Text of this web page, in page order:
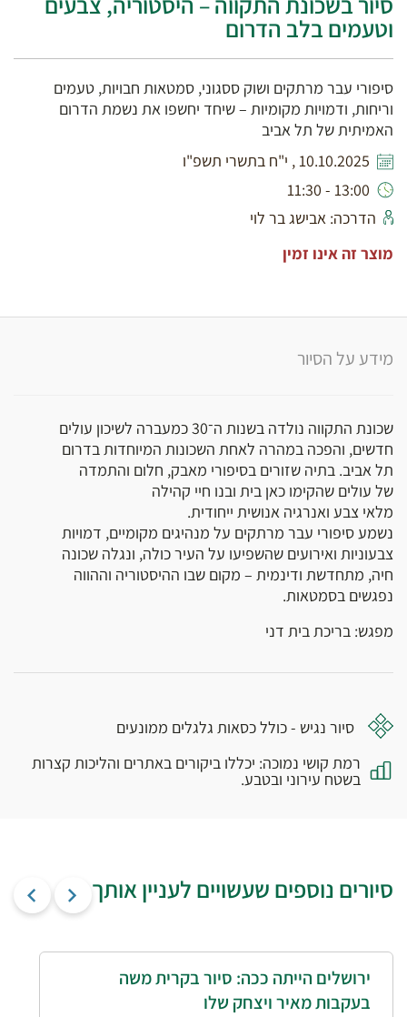
וטעמים בלב הדרום
סיפורי עבר מרתקים ושוק ססגוני, סמטאות חבויות, טעמים
וריחות, ודמויות מקומיות – שיחד יחשפו את נשמת הדרום
האמיתית של תל אביב
10.10.2025 , י"ח בתשרי תשפ"ו
13:00 - 11:30
הדרכה: אבישג בר לוי
מוצר זה אינו זמין
מידע על הסיור
שכונת התקווה נולדה בשנות ה־30 כמעברה לשיכון עולים
חדשים, והפכה במהרה לאחת השכונות המיוחדות בדרום
תל אביב. בתיה שזורים בסיפורי מאבק, חלום והתמדה
של עולים שהקימו כאן בית ובנו חיי קהילה
מלאי צבע ואנרגיה אנושית ייחודית.
נשמע סיפורי עבר מרתקים על מנהיגים מקומיים, דמויות
צבעוניות ואירועים שהשפיעו על העיר כולה, ונגלה שכונה
חיה, מתחדשת ודינמית – מקום שבו ההיסטוריה וההווה
נפגשים בסמטאות.
מפגש: בריכת בית דני
סיור נגיש - כולל כסאות גלגלים ממונעים
רמת קושי נמוכה: יכללו ביקורים באתרים והליכות קצרות
בשטח עירוני ובטבע.
סיורים נוספים שעשויים לעניין אותך
ירושלים הייתה ככה: סיור בקרית משה
בעקבות מאיר ויצחק שלו